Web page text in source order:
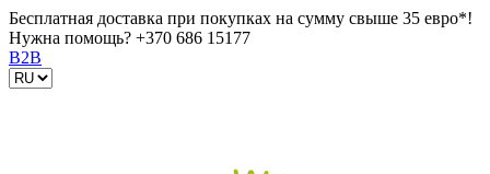
Бесплатная доставка при покупках на сумму свыше 35 евро*!
Нужна помощь? +370 686 15177
B2B